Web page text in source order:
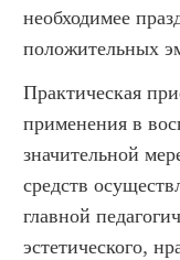
необходимее
положительных
Практическая
применения в
значительной
средств
главной
эстетического,